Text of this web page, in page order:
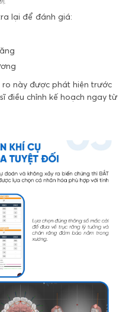
lại để đánh giá:
ro này được phát hiện trước
điều chỉnh kế hoạch ngay từ